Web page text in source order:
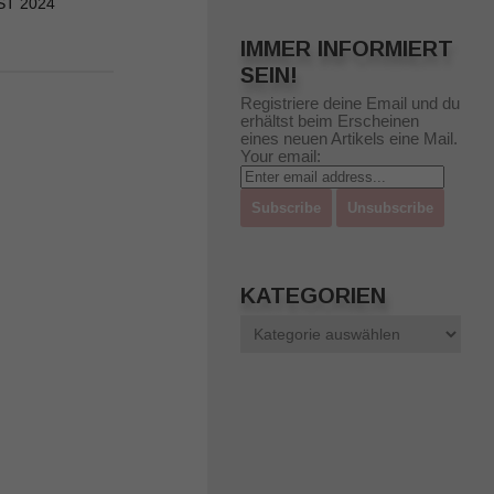
IMMER INFORMIERT
SEIN!
Registriere deine Email und du
erhältst beim Erscheinen
eines neuen Artikels eine Mail.
Your email:
KATEGORIEN